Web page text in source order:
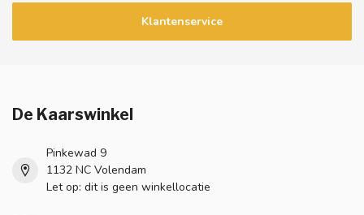
Klantenservice
De Kaarswinkel
Pinkewad 9
1132 NC Volendam
Let op: dit is geen winkellocatie